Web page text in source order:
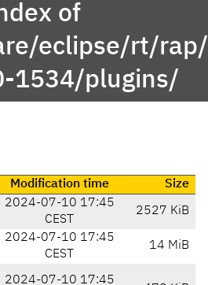
of
eclipse/rt/
1534/plugins/
Modification time
Size
2024-07-10 17:45
CEST
2527 KiB
2024-07-10 17:45
CEST
14 MiB
2024-07-10 17:45